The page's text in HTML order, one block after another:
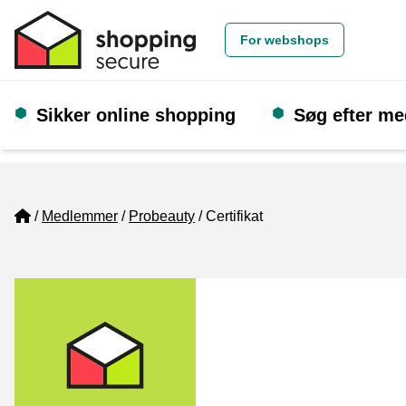
For webshops
Sikker online shopping Søg efter
Home
Medlemmer Probeauty Certifikat